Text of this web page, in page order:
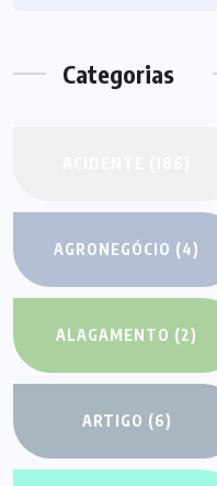
Categorias
AGRONEGÓCIO (4)
ALAGAMENTO (2)
ARTIGO (6)